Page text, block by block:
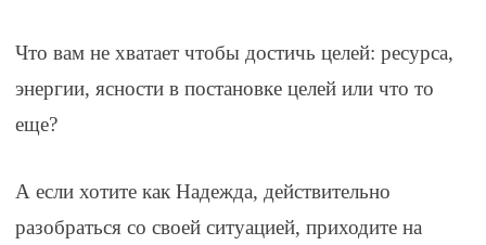
Что вам не хватает чтобы достичь целей: ресурса,
энергии, ясности в постановке целей или что то
еще?
А если хотите как Надежда, действительно
разобраться со своей ситуацией, приходите на